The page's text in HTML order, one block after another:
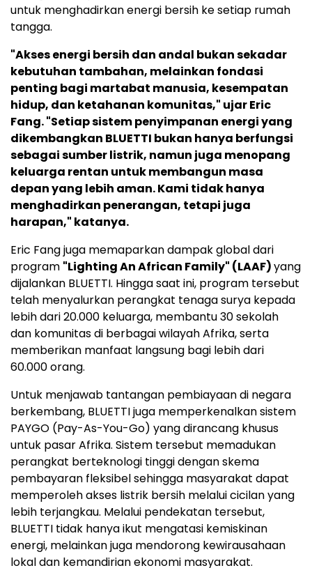
untuk menghadirkan energi bersih ke setiap rumah
tangga.
"Akses energi bersih dan andal bukan sekadar
kebutuhan tambahan, melainkan fondasi
penting bagi martabat manusia, kesempatan
hidup, dan ketahanan komunitas," ujar Eric
Fang. "Setiap sistem penyimpanan energi yang
dikembangkan BLUETTI bukan hanya berfungsi
sebagai sumber listrik, namun juga menopang
keluarga rentan untuk membangun masa
depan yang lebih aman. Kami tidak hanya
menghadirkan penerangan, tetapi juga
harapan," katanya.
Eric Fang juga memaparkan dampak global dari
program "Lighting An African Family" (LAAF)yang
dijalankan BLUETTI. Hingga saat ini, program tersebut
telah menyalurkan perangkat tenaga surya kepada
lebih dari 20.000 keluarga, membantu 30 sekolah
dan komunitas di berbagai wilayah Afrika, serta
memberikan manfaat langsung bagi lebih dari
60.000 orang.
Untuk menjawab tantangan pembiayaan di negara
berkembang, BLUETTI juga memperkenalkan sistem
PAYGO (Pay-As-You-Go) yang dirancang khusus
untuk pasar Afrika. Sistem tersebut memadukan
perangkat berteknologi tinggi dengan skema
pembayaran fleksibel sehingga masyarakat dapat
memperoleh akses listrik bersih melalui cicilan yang
lebih terjangkau. Melalui pendekatan tersebut,
BLUETTI tidak hanya ikut mengatasi kemiskinan
energi, melainkan juga mendorong kewirausahaan
lokal dan kemandirian ekonomi masyarakat.